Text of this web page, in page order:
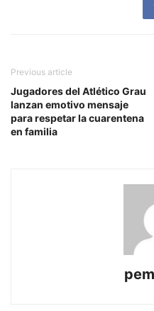
Previous article
Jugadores del Atlético Grau
lanzan emotivo mensaje
para respetar la cuarentena
en familia